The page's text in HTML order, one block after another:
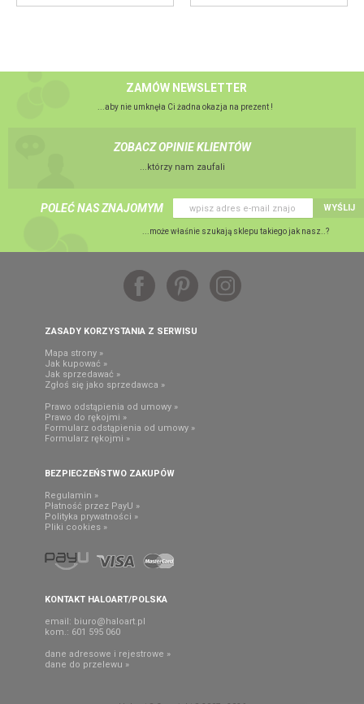
ZAMÓW NEWSLETTER
...aby nie umknęła Ci żadna okazja na prezent !
ZOBACZ OPINIE KLIENTÓW
...którzy nam zaufali
POLEĆ NAS ZNAJOMYM WYŚLIJ
...może właśnie szukają sklepu takiego jak nasz..?
ZASADY KORZYSTANIA Z SERWISU
Mapa strony »
Jak kupować »
Jak sprzedawać »
Zgłoś się jako sprzedawca »
Prawo odstąpienia od umowy »
Prawo do rękojmi »
Formularz odstąpienia od umowy »
Formularz rękojmi »
BEZPIECZEŃSTWO ZAKUPÓW
Regulamin »
Płatność przez PayU »
Polityka prywatności »
Pliki cookies »
KONTAKT HALOART/POLSKA
email: biuro@haloart.pl
kom.: 601 595 060
dane adresowe i rejestrowe »
dane do przelewu »